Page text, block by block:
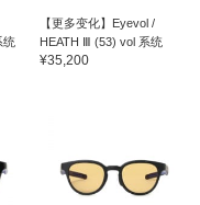
统
【更多变化】Eyevol /
HEATH Ⅲ (53) vol 系统
¥35,200